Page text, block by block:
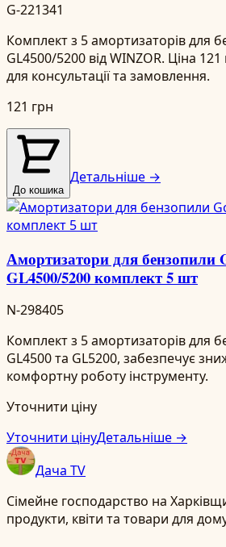
G-221341
Комплект з 5 амортизаторів для
GL4500/5200 від WINZOR. Ціна
для консультації та замовлення.
121 грн
До кошика
Детальніше →
Амортизатори для бензопили
GL4500/5200 комплект 5 шт
N-298405
Комплект з 5 амортизаторів для
GL4500 та GL5200, забезпечує
комфортну роботу інструменту.
Уточнити ціну
Уточнити цінуДетальніше →
Дача TV
Сімейне господарство на
продукти, квіти та товари для